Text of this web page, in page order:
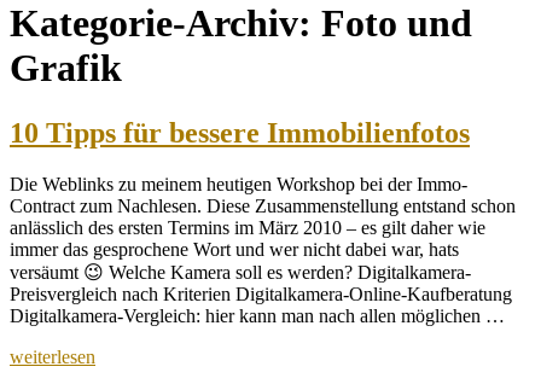
Kategorie-Archiv: Foto und
Grafik
10 Tipps für bessere Immobilienfotos
Die Weblinks zu meinem heutigen Workshop bei der Immo-
Contract zum Nachlesen. Diese Zusammenstellung entstand schon
anlässlich des ersten Termins im März 2010 – es gilt daher wie
immer das gesprochene Wort und wer nicht dabei war, hats
versäumt 😉 Welche Kamera soll es werden? Digitalkamera-
Preisvergleich nach Kriterien Digitalkamera-Online-Kaufberatung
Digitalkamera-Vergleich: hier kann man nach allen möglichen …
„10
weiterlesen